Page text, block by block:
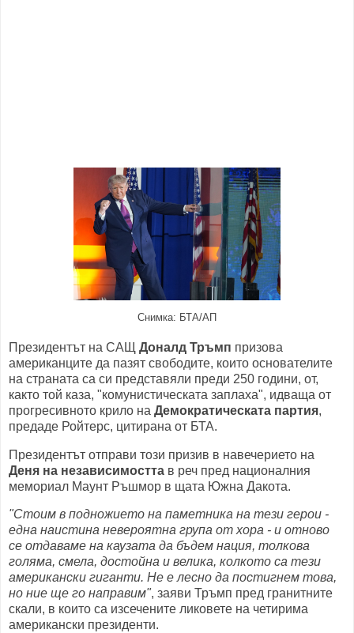
Снимка: БТА/АП
Президентът на САЩ Доналд Тръмп призова
американците да пазят свободите, които основателите
на страната са си представяли преди 250 години, от,
както той каза, "комунистическата заплаха", идваща от
прогресивното крило на Демократическата партия,
предаде Ройтерс, цитирана от БТА.
Президентът отправи този призив в навечерието на
Деня на независимостта в реч пред националния
мемориал Маунт Ръшмор в щата Южна Дакота.
"Стоим в подножието на паметника на тези герои -
една наистина невероятна група от хора - и отново
се отдаваме на каузата да бъдем нация, толкова
голяма, смела, достойна и велика, колкото са тези
американски гиганти. Не е лесно да постигнем това,
но ние ще го направим", заяви Тръмп пред гранитните
скали, в които са изсечените ликовете на четирима
американски президенти.